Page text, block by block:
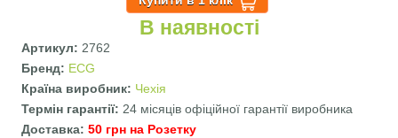
В наявності
Артикул:2762
Бренд: ECG
Країна виробник: Чехія
Термін гарантії:24 місяців офіційної гарантії виробника
Доставка:50 грн на Розетку